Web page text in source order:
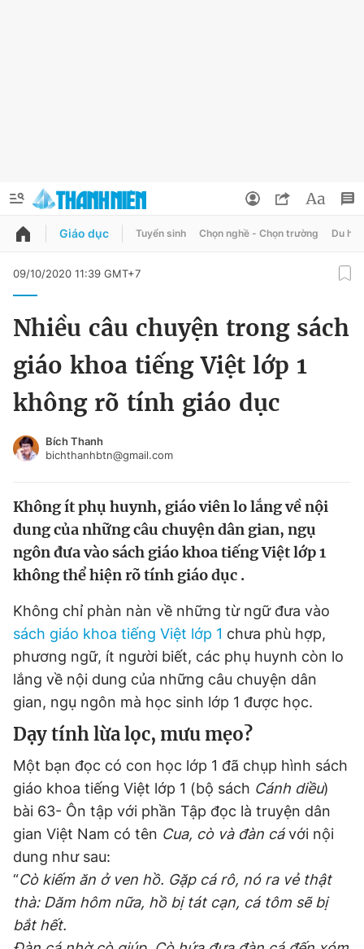
QUẢNG CÁO ĐẶT BÁO
Chào ngày mới Tin 24h
Video Magazine
Sản phẩm khác
Tiện ích Bạn cần biết
Thông tin tòa soạn Liên hệ quảng cáo
Đọc Thanh Niên trên điện thoại
Theo dõi báo trên
Hotline
Đổi mật khẩu
Tin đã lưu
Tin đã xem
Đăng xuất
Giáo dục Tuyển sinh Chọn nghề - Chọn trường Du học
09/10/2020 11:39 GMT+7
Nhiều câu chuyện trong sách
giáo khoa tiếng Việt lớp 1
không rõ tính giáo dục
Bích Thanh
bichthanhbtn@gmail.com
Không ít phụ huynh, giáo viên lo lắng về nội
dung của những câu chuyện dân gian, ngụ
ngôn đưa vào sách giáo khoa tiếng Việt lớp 1
không thể hiện rõ tính giáo dục .
Không chỉ phàn nàn về những từ ngữ đưa vào
sách giáo khoa tiếng Việt lớp 1 chưa phù hợp,
phương ngữ, ít người biết, các phụ huynh còn lo
lắng về nội dung của những câu chuyện dân
gian, ngụ ngôn mà học sinh lớp 1 được học.
Dạy tính lừa lọc, mưu mẹo?
Một bạn đọc có con học lớp 1 đã chụp hình sách
giáo khoa tiếng Việt lớp 1 (bộ sách Cánh diều)
bài 63- Ôn tập với phần Tập đọc là truyện dân
gian Việt Nam có tên Cua, cò và đàn cávới nội
dung như sau:
“Cò kiếm ăn ở ven hồ. Gặp cá rô, nó ra vẻ thật
thà: Dăm hôm nữa, hồ bị tát cạn, cá tôm sẽ bị
bắt hết.